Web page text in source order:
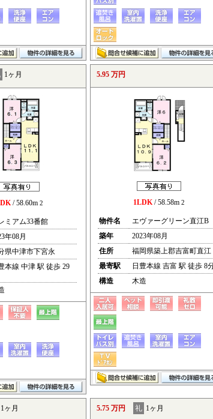
1ヶ月
/ 58.60m 2
ミアム33番館
年08月
県中津市下宮永
本線 中津 駅 徒歩 29
5.95 万円
1LDK/ 58.58m 2
物件名
エヴァーグリーン直江B
築年
2023年08月
住所
福岡県築上郡吉富町直江
最寄駅
日豊本線 吉富 駅 徒歩 8
構造
木造
1ヶ月 5.75 万円 礼 1ヶ月